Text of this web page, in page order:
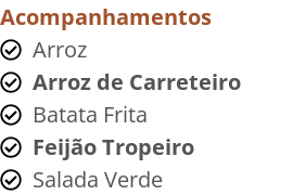
Acompanhamentos
Arroz
Arroz de Carreteiro
Batata Frita
Feijão Tropeiro
Salada Verde